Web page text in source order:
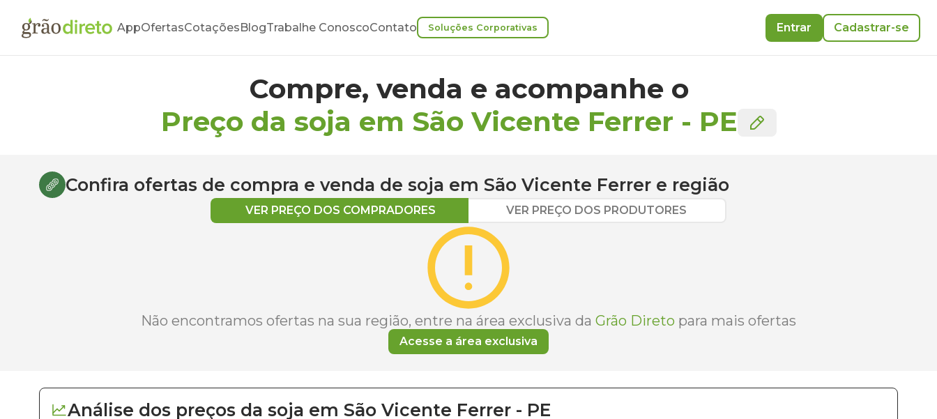
AppOfertasCotaçõesBlogTrabalhe ConoscoContato Soluções Corporativas Entrar Cadastrar-se
Compre, venda e acompanhe o
Preço da soja em São Vicente Ferrer - PE
Confira ofertas de compra e venda de soja em São Vicente Ferrer e região
VER PREÇO DOS COMPRADORES VER PREÇO DOS PRODUTORES
Não encontramos ofertas na sua região, entre na área exclusiva da Grão Direto para mais ofertas
Acesse a área exclusiva
Análise dos preços da soja em São Vicente Ferrer - PE